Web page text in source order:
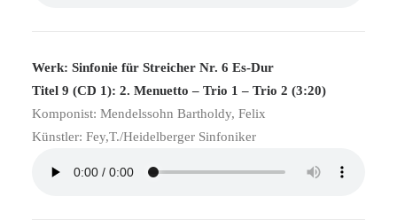
Werk: Sinfonie für Streicher Nr. 6 Es-Dur
Titel 9 (CD 1): 2. Menuetto – Trio 1 – Trio 2 (3:20)
Komponist: Mendelssohn Bartholdy, Felix
Künstler: Fey,T./Heidelberger Sinfoniker